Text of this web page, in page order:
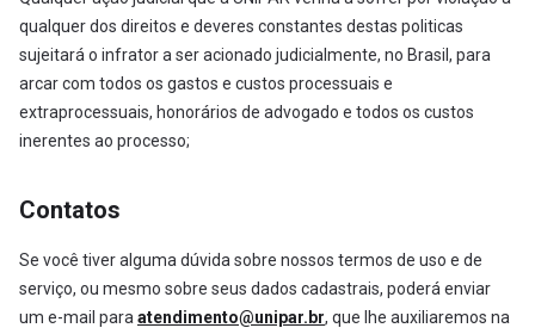
qualquer dos direitos e deveres constantes destas politicas
sujeitará o infrator a ser acionado judicialmente, no Brasil, para
arcar com todos os gastos e custos processuais e
extraprocessuais, honorários de advogado e todos os custos
inerentes ao processo;
Contatos
Se você tiver alguma dúvida sobre nossos termos de uso e de
serviço, ou mesmo sobre seus dados cadastrais, poderá enviar
um e-mail para atendimento@unipar.br, que lhe auxiliaremos na